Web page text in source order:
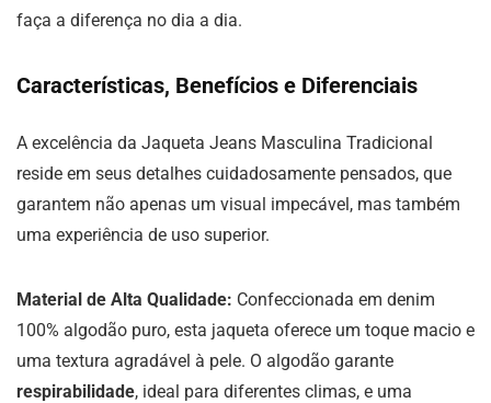
faça a diferença no dia a dia.
Características, Benefícios e Diferenciais
A excelência da Jaqueta Jeans Masculina Tradicional
reside em seus detalhes cuidadosamente pensados, que
garantem não apenas um visual impecável, mas também
uma experiência de uso superior.
Material de Alta Qualidade: Confeccionada em denim
100% algodão puro, esta jaqueta oferece um toque macio e
uma textura agradável à pele. O algodão garante
respirabilidade, ideal para diferentes climas, e uma